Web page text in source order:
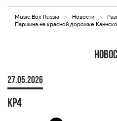
Music Box Russia > Новости >
Паршина на красной дорожке
27.05.2026
KP4